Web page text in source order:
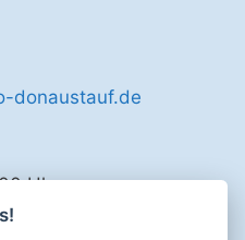
donaustauf.de
Uhr
Uhr